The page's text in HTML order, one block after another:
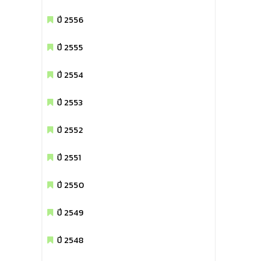
ปี 2556
ปี 2555
ปี 2554
ปี 2553
ปี 2552
ปี 2551
ปี 2550
ปี 2549
ปี 2548